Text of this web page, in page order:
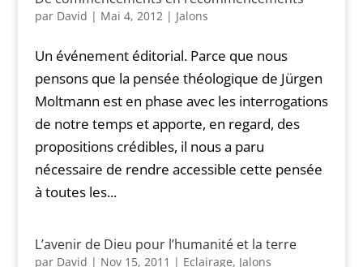
par David | Mai 4, 2012| Jalons
Un événement éditorial. Parce que nous
pensons que la pensée théologique de Jürgen
Moltmann est en phase avec les interrogations
de notre temps et apporte, en regard, des
propositions crédibles, il nous a paru
nécessaire de rendre accessible cette pensée
à toutes les...
L’avenir de Dieu pour l’humanité et la terre
par David | Nov 15, 2011 | Eclairage, Jalons